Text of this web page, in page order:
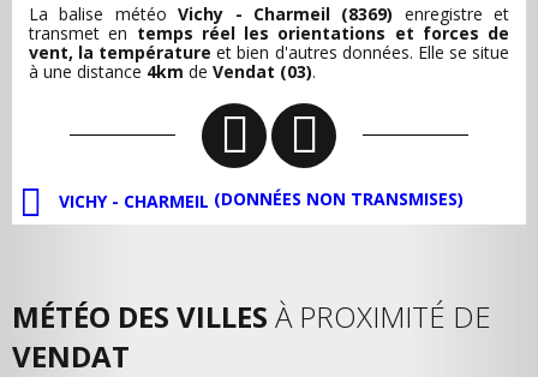
La balise météoVichy - Charmeil (8369) enregistre et
transmet en temps réel les orientations et forces de
vent, la température et bien d'autres données. Elle se situe
à une distance 4km de Vendat (03).
VICHY - CHARMEIL (DONNÉES NON TRANSMISES)
MÉTÉO DES VILLES À PROXIMITÉ DE
VENDAT